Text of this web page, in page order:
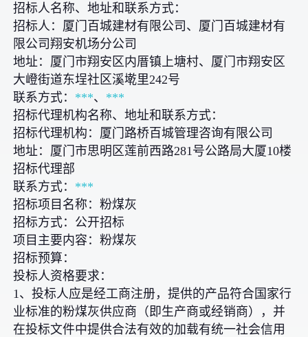
招标人名称、地址和联系方式：
招标人：厦门百城建材有限公司、厦门百城建材有
限公司翔安机场分公司
地址：厦门市翔安区内厝镇上塘村、厦门市翔安区
大嶝街道东埕社区溪墘里242号
联系方式： ***、 ***
招标代理机构名称、地址和联系方式：
招标代理机构：厦门路桥百城管理咨询有限公司
地址：厦门市思明区莲前西路281号公路局大厦10楼
招标代理部
联系方式： ***
招标项目名称：粉煤灰
招标方式：公开招标
项目主要内容：粉煤灰
招标预算：
投标人资格要求：
1、投标人应是经工商注册，提供的产品符合国家行
业标准的粉煤灰供应商（即生产商或经销商），并
在投标文件中提供合法有效的加载有统一社会信用